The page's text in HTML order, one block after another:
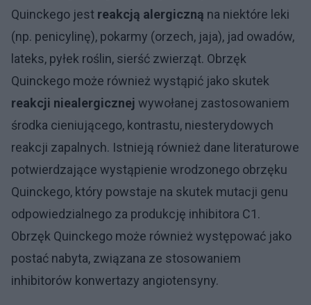
Quinckego jest reakcją alergiczną na niektóre leki
(np. penicylinę), pokarmy (orzech, jaja), jad owadów,
lateks, pyłek roślin, sierść zwierząt. Obrzęk
Quinckego może również wystąpić jako skutek
reakcji niealergicznej wywołanej zastosowaniem
środka cieniującego, kontrastu, niesterydowych
reakcji zapalnych. Istnieją również dane literaturowe
potwierdzające wystąpienie wrodzonego obrzęku
Quinckego, który powstaje na skutek mutacji genu
odpowiedzialnego za produkcję inhibitora C1.
Obrzęk Quinckego może również występować jako
postać nabyta, związana ze stosowaniem
inhibitorów konwertazy angiotensyny.